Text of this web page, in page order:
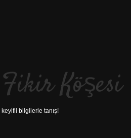
Köşesi
bilgilerle tanış!